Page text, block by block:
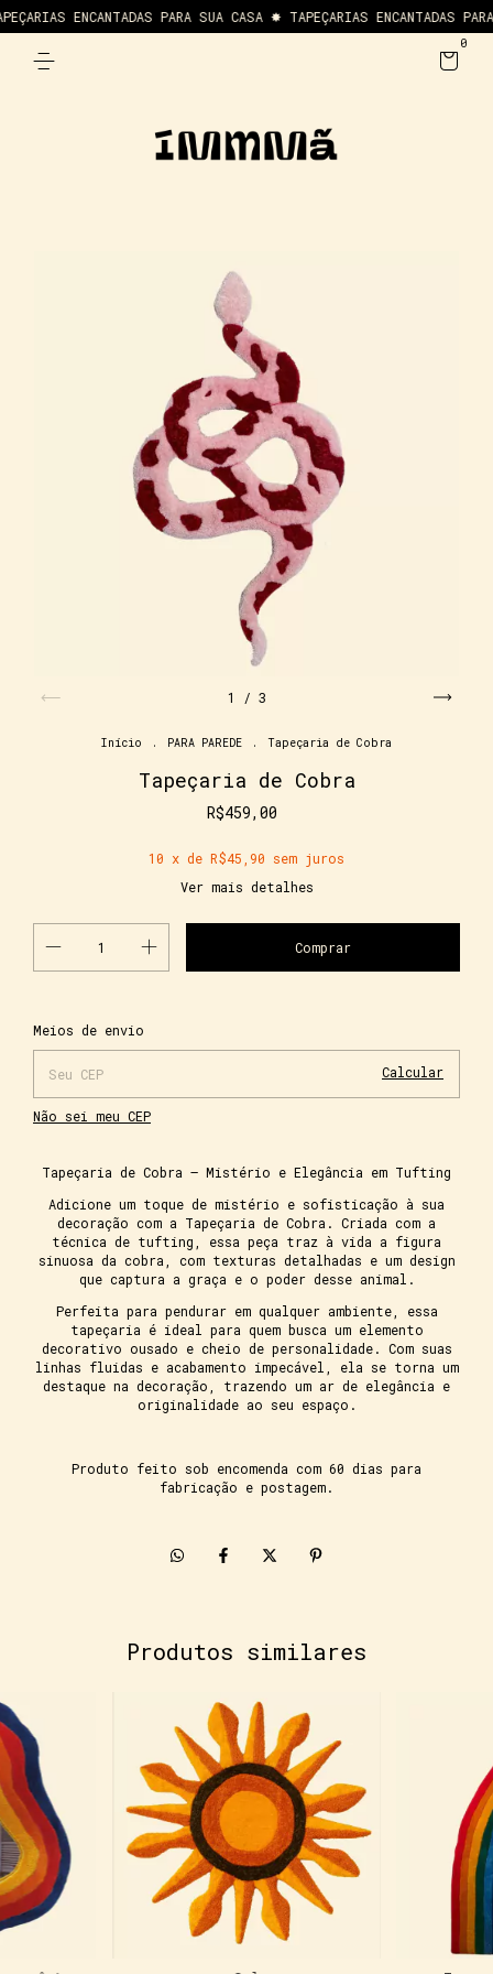
ENCANTADAS PARA SUA CASA ✸ TAPEÇARIAS ENCANTADAS
0
1 / 3
Início . PARA PAREDE . Tapeçaria de Cobra
Tapeçaria de Cobra
R$459,00
10 x de R$45,90 sem juros
Ver mais detalhes
Entregas para o CEP:
Meios de envio
Calcular
Não sei meu CEP
Tapeçaria de Cobra – Mistério e Elegância em Tufting
Adicione um toque de mistério e sofisticação à sua
decoração com a Tapeçaria de Cobra. Criada com a
técnica de tufting, essa peça traz à vida a figura
sinuosa da cobra, com texturas detalhadas e um design
que captura a graça e o poder desse animal.
Perfeita para pendurar em qualquer ambiente, essa
tapeçaria é ideal para quem busca um elemento
decorativo ousado e cheio de personalidade. Com suas
linhas fluidas e acabamento impecável, ela se torna um
destaque na decoração, trazendo um ar de elegância e
originalidade ao seu espaço.
Produto feito sob encomenda com 60 dias para
fabricação e postagem.
Produtos similares